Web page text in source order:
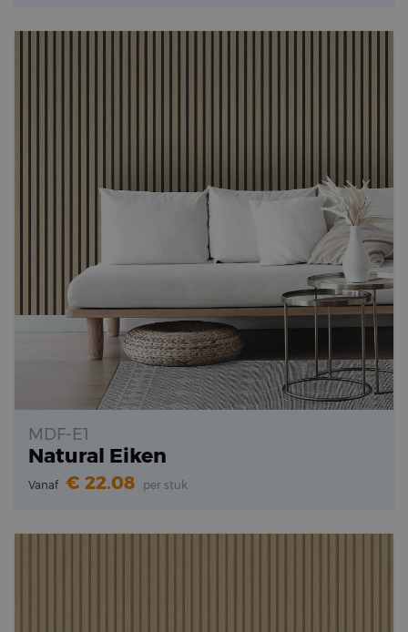
MDF-E1
Natural Eiken
Vanaf 22.08 per stuk